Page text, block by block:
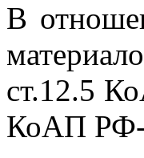
В
ст.12.5
КоАП РФ-